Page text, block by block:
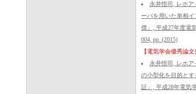
永井悟司, レホ
ーバを用いた単相
償」, 平成27年度電
004, pp. (2015)
【電気学会優秀論文
永井悟司, レホ
の小型化を目的と
証」, 平成28年電気